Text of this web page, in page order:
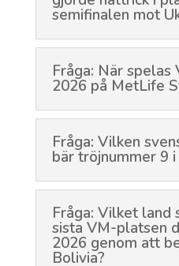
semifinalen mot
Fråga: När spelas
2026 på MetLife
Fråga: Vilken
bär tröjnummer 9
Fråga: Vilket land
sista VM-platsen
2026 genom att
Bolivia?